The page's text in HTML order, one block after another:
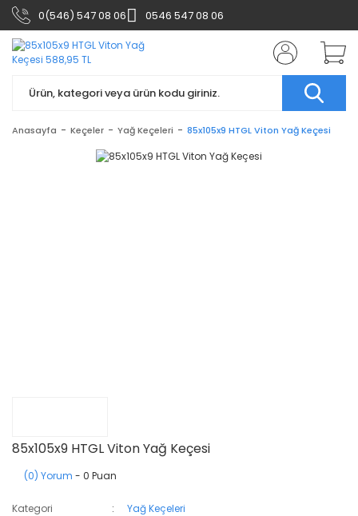
0(546) 547 08 06 0546 547 08 06
Anasayfa Keçeler Yağ Keçeleri 85x105x9 HTGL Viton Yağ Keçesi
85x105x9 HTGL Viton Yağ Keçesi
(0) Yorum - 0 Puan
Kategori
Yağ Keçeleri